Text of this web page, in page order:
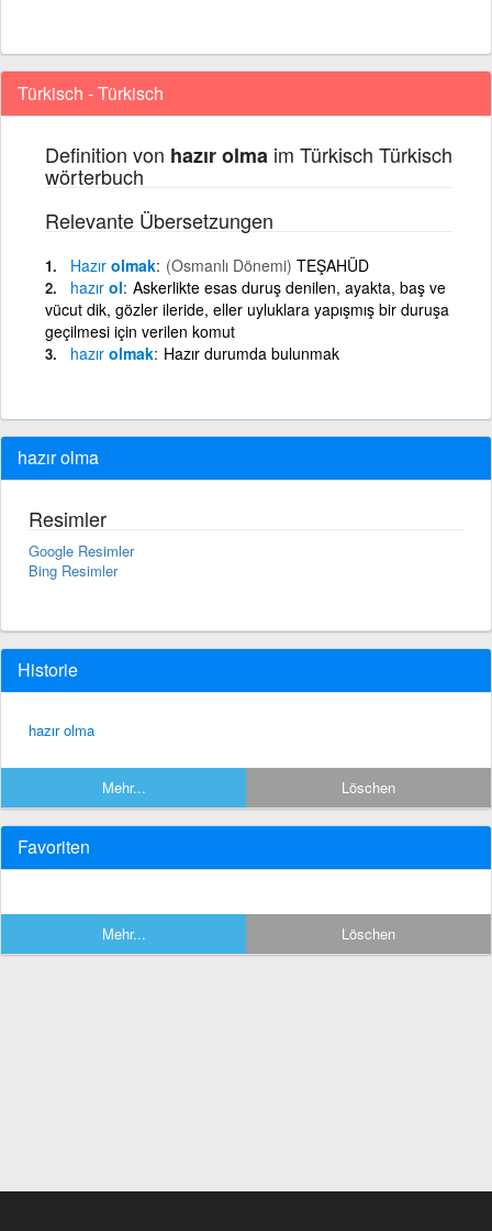
Türkisch - Türkisch
Definition von hazır olma im Türkisch Türkisch
wörterbuch
Relevante Übersetzungen
Hazır olmak (Osmanlı Dönemi) TEŞAHÜD
hazır ol Askerlikte esas duruş denilen, ayakta, baş ve
vücut dik, gözler ileride, eller uyluklara yapışmış bir duruşa
geçilmesi için verilen komut
hazır olmak Hazır durumda bulunmak
hazır olma
Resimler
Google Resimler
Bing Resimler
Historie
hazır olma
Mehr... Löschen
Favoriten
Mehr... Löschen